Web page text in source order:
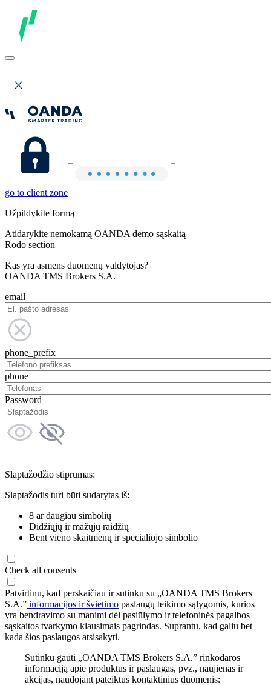
go to client zone
Užpildykite formą
Atidarykite nemokamą OANDA demo sąskaitą
Rodo section
Kas yra asmens duomenų valdytojas?
OANDA TMS Brokers S.A.
email
phone_prefix
phone
Password
Slaptažodžio stiprumas:
Slaptažodis turi būti sudarytas iš:
8 ar daugiau simbolių
Didžiųjų ir mažųjų raidžių
Bent vieno skaitmenų ir specialiojo simbolio
Check all consents
Patvirtinu, kad perskaičiau ir sutinku su „OANDA TMS Brokers
S.A.” informacijos ir švietimo paslaugų teikimo sąlygomis, kurios
yra bendravimo su manimi dėl pasiūlymo ir telefoninės pagalbos
sąskaitos tvarkymo klausimais pagrindas. Suprantu, kad galiu bet
kada šios paslaugos atsisakyti.
Sutinku gauti „OANDA TMS Brokers S.A.” rinkodaros
informaciją apie produktus ir paslaugas, pvz., naujienas ir
akcijas, naudojant pateiktus kontaktinius duomenis: